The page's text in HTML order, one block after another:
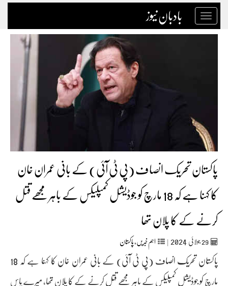
Toggle
navigationبادبان نیوز
پاکستان تحریک انصاف (پی ٹی آئی) کے بانی عمران خان
کا کہنا ہے کہ 18 مارچ کو جوڈیشل کمپلیکس کے باہر مجھے قتل
کرنے کے کا پلان تھا
29جولائی | اہم خبریں,پاکستان
پاکستان تحریک انصاف (پی ٹی آئی) کے بانی عمران خان کا کہنا ہے کہ 18
مارچ کو جوڈیشل کمپلیکس کے باہر مجھے قتل کرنے کے کا پلان تھا، میرے پاس